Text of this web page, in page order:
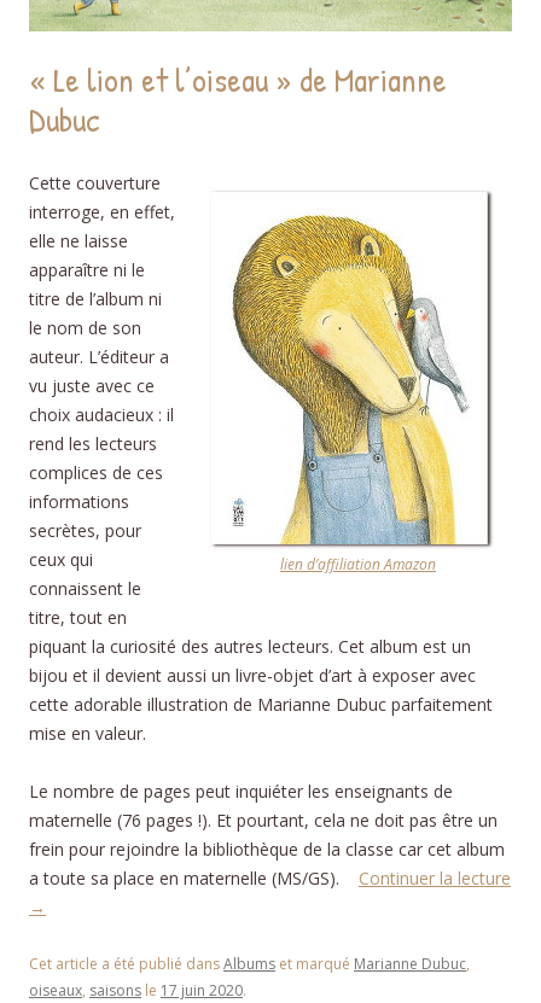
« Le lion et l’oiseau » de Marianne
Dubuc
lien d’affiliation Amazon
Cette couverture
interroge, en effet,
elle ne laisse
apparaître ni le
titre de l’album ni
le nom de son
auteur. L’éditeur a
vu juste avec ce
choix audacieux : il
rend les lecteurs
complices de ces
informations
secrètes, pour
ceux qui
connaissent le
titre, tout en
piquant la curiosité des autres lecteurs. Cet album est un
bijou et il devient aussi un livre-objet d’art à exposer avec
cette adorable illustration de Marianne Dubuc parfaitement
mise en valeur.
Le nombre de pages peut inquiéter les enseignants de
maternelle (76 pages !). Et pourtant, cela ne doit pas être un
frein pour rejoindre la bibliothèque de la classe car cet album
a toute sa place en maternelle (MS/GS). Continuer la lecture
→
Cet article a été publié dansAlbums et marqué Marianne Dubuc,
oiseaux, saisons le 17 juin 2020.